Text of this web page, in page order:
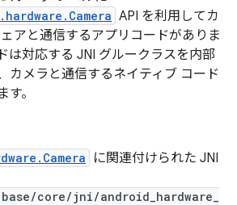
API を利用してカ
アと通信するアプリコードがありま
は対応する JNI グルークラスを内部
カメラと通信するネイティブ コード
。
に関連付けられた JNI
core/jni/android_hardware_